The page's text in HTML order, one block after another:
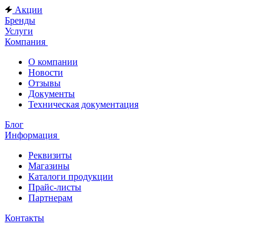
Акции
Бренды
Услуги
Компания
О компании
Новости
Отзывы
Документы
Техническая документация
Блог
Информация
Реквизиты
Магазины
Каталоги продукции
Прайс-листы
Партнерам
Контакты